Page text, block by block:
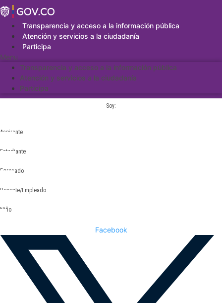
Saltar
al
contenidoTransparencia y acceso a la información pública
Atención y servicios a la ciudadanía
Participa
Menu
Transparencia y acceso a la información pública
Atención y servicios a la ciudadanía
Participa
Soy:
Aspirante
Estudiante
Egresado
Docente/Empleado
Niño
Facebook